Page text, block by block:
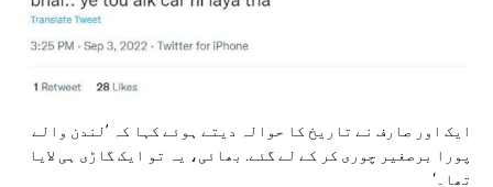
ایک اور صارف نے تاریخ کا حوالہ دیتے ہوئے کہا کہ ’لندن والے
پورا برصغیر چوری کر کے لے گئے. بھائی، یہ تو ایک گاڑی ہی لایا
تھا۔‘